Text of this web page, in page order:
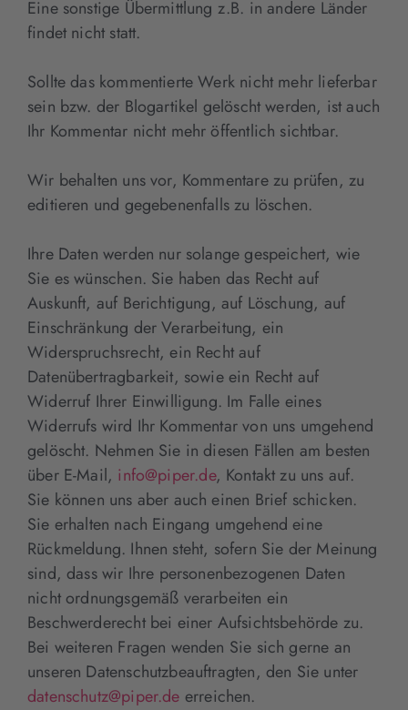
Eine sonstige Übermittlung z.B. in andere Länder
findet nicht statt.
Sollte das kommentierte Werk nicht mehr lieferbar
sein bzw. der Blogartikel gelöscht werden, ist auch
Ihr Kommentar nicht mehr öffentlich sichtbar.
Wir behalten uns vor, Kommentare zu prüfen, zu
editieren und gegebenenfalls zu löschen.
Ihre Daten werden nur solange gespeichert, wie
Sie es wünschen. Sie haben das Recht auf
Auskunft, auf Berichtigung, auf Löschung, auf
Einschränkung der Verarbeitung, ein
Widerspruchsrecht, ein Recht auf
Datenübertragbarkeit, sowie ein Recht auf
Widerruf Ihrer Einwilligung. Im Falle eines
Widerrufs wird Ihr Kommentar von uns umgehend
gelöscht. Nehmen Sie in diesen Fällen am besten
über E-Mail, info@piper.de, Kontakt zu uns auf.
Sie können uns aber auch einen Brief schicken.
Sie erhalten nach Eingang umgehend eine
Rückmeldung. Ihnen steht, sofern Sie der Meinung
sind, dass wir Ihre personenbezogenen Daten
nicht ordnungsgemäß verarbeiten ein
Beschwerderecht bei einer Aufsichtsbehörde zu.
Bei weiteren Fragen wenden Sie sich gerne an
unseren Datenschutzbeauftragten, den Sie unter
datenschutz@piper.de erreichen.